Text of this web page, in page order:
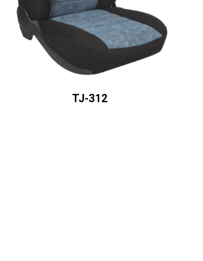
ÜRÜN DETAYINI GÖR
TJ-312